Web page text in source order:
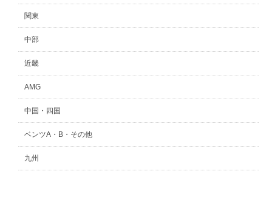
関東
中部
近畿
AMG
中国・四国
ベンツA・B・その他
九州